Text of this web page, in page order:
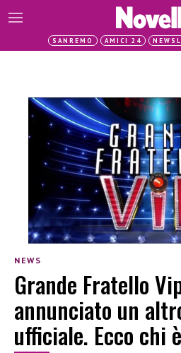
SANREMO AMICI 24
NEWS
Grande Fratello
annunciato un
ufficiale. Ecco chi è